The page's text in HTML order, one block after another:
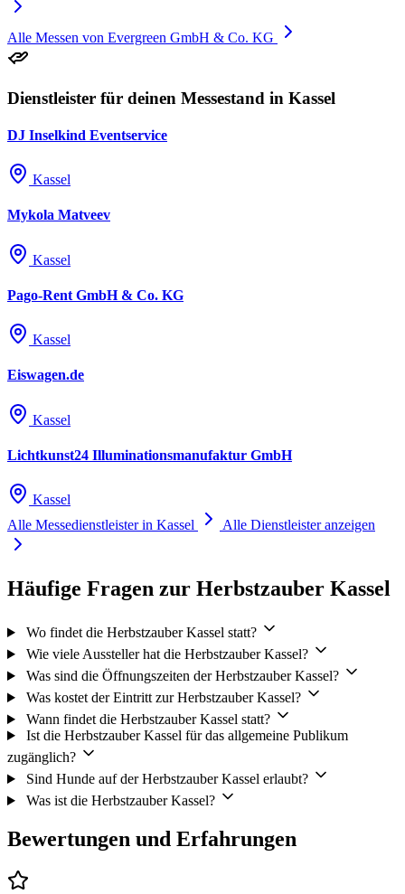
Alle Messen von Evergreen GmbH & Co. KG
Dienstleister für deinen Messestand in Kassel
DJ Inselkind Eventservice
Kassel
Mykola Matveev
Kassel
Pago-Rent GmbH & Co. KG
Kassel
Eiswagen.de
Kassel
Lichtkunst24 Illuminationsmanufaktur GmbH
Kassel
Alle Messedienstleister in Kassel
Alle Dienstleister anzeigen
Häufige Fragen zur Herbstzauber Kassel
Wo findet die Herbstzauber Kassel statt?
Wie viele Aussteller hat die Herbstzauber Kassel?
Was sind die Öffnungszeiten der Herbstzauber Kassel?
Was kostet der Eintritt zur Herbstzauber Kassel?
Wann findet die Herbstzauber Kassel statt?
Ist die Herbstzauber Kassel für das allgemeine Publikum
zugänglich?
Sind Hunde auf der Herbstzauber Kassel erlaubt?
Was ist die Herbstzauber Kassel?
Bewertungen und Erfahrungen